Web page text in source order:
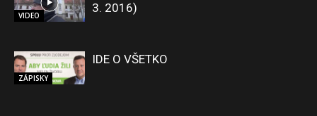
VIDEO
3. 2016)
ZÁPISKY
IDE O VŠETKO